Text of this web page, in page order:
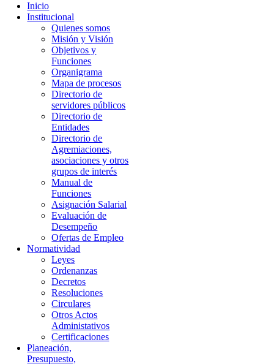
Inicio
Institucional
Quienes somos
Misión y Visión
Objetivos y
Funciones
Organigrama
Mapa de procesos
Directorio de
servidores públicos
Directorio de
Entidades
Directorio de
Agremiaciones,
asociaciones y otros
grupos de interés
Manual de
Funciones
Asignación Salarial
Evaluación de
Desempeño
Ofertas de Empleo
Normatividad
Leyes
Ordenanzas
Decretos
Resoluciones
Circulares
Otros Actos
Administativos
Certificaciones
Planeación,
Presupuesto,